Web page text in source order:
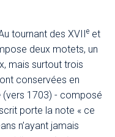
tournant des XVIIe et
deux motets, un
mais surtout trois
conservées en
(vers 1703) - composé
porte la note « ce
n’ayant jamais